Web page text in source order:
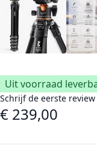
Uit voorraad
Schrijf de eerste
€ 239,00